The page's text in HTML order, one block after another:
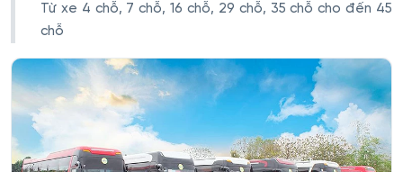
Từ xe 4 chỗ, 7 chỗ, 16 chỗ, 29 chỗ, 35 chỗ cho đến 45
chỗ